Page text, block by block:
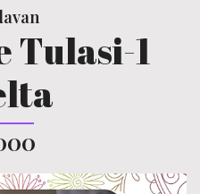
Tulasi-1